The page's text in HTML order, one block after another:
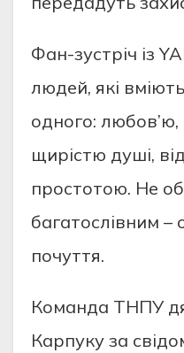
Фан-зустріч із
людей, які
одного:
щирістю душі,
простотою. Не
багатослівним –
почуття.
Команда ТНПУ
Карпуку за